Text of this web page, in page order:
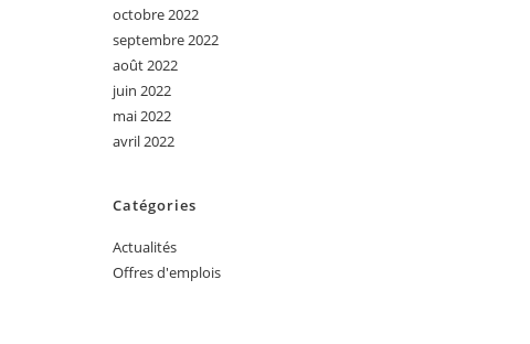
octobre 2022
septembre 2022
août 2022
juin 2022
mai 2022
avril 2022
Catégories
Actualités
Offres d'emplois